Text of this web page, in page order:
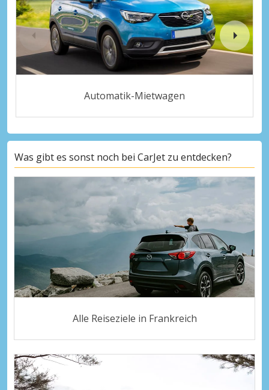
Automatik-Mietwagen
Was gibt es sonst noch bei CarJet zu entdecken?
Alle Reiseziele in Frankreich